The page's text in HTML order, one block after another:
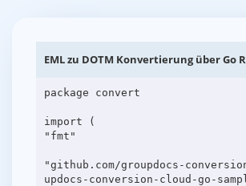
EML zu DOTM Konvertierung über Go
package convert
import (
"fmt"
"github.com/groupdocs-
updocs-conversion-cloud-go-